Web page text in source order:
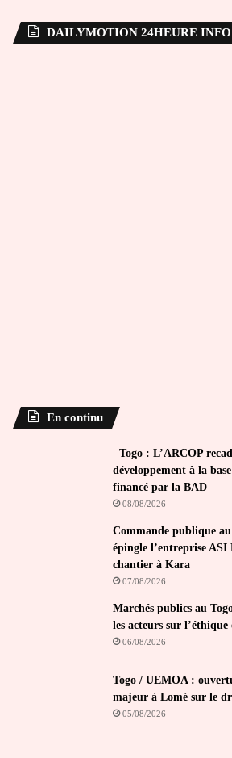
DAILYMOTION 24HEURE INFO
En continu
Togo : L’ARCOP
développement à la
financé par la BAD
08/08/2026
Commande publique
épingle l’entreprise
chantier à Kara
07/08/2026
Marchés publics au
les acteurs sur l’éthique
06/08/2026
Togo / UEMOA :
majeur à Lomé sur le
05/08/2026